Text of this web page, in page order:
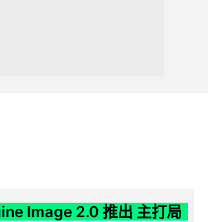
Image 2.0 推出 主打局